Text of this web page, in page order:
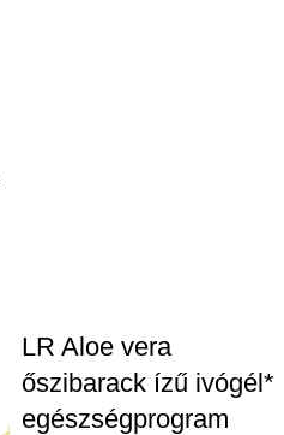
LR Aloe vera
őszibarack ízű ivógél*
egészségprogram